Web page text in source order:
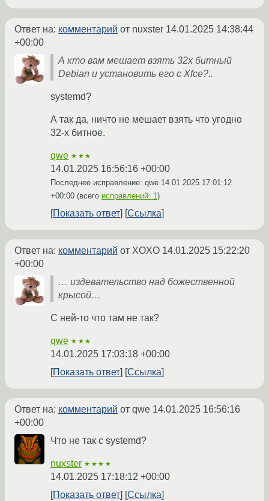
Ответ на: комментарий от nuxster 14.01.2025 14:38:44
+00:00
А кто вам мешает взять 32x битный
Debian и установить его с Xfce?..
systemd?
А так да, ничто не мешает взять что угодно
32-х битное.
qwe ★★★
14.01.2025 16:56:16 +00:00
Последнее исправление: qwe 14.01.2025 17:01:12
+00:00 (всего исправлений: 1)
Показать ответ Ссылка
Ответ на: комментарий от XOXO 14.01.2025 15:22:20
+00:00
… издевательство над божественной
крысой…
С ней-то что там не так?
qwe ★★★
14.01.2025 17:03:18 +00:00
Показать ответ
Ссылка
Ответ на: комментарий от qwe 14.01.2025 16:56:16
+00:00
Что не так с systemd?
nuxster ★★★★
14.01.2025 17:18:12 +00:00
Показать ответ
Ссылка